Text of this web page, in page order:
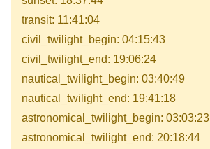
transit: 11:41:04
civil_twilight_begin: 04:15:43
civil_twilight_end: 19:06:24
nautical_twilight_begin: 03:40:49
nautical_twilight_end: 19:41:18
astronomical_twilight_begin: 03:03:23
astronomical_twilight_end: 20:18:44